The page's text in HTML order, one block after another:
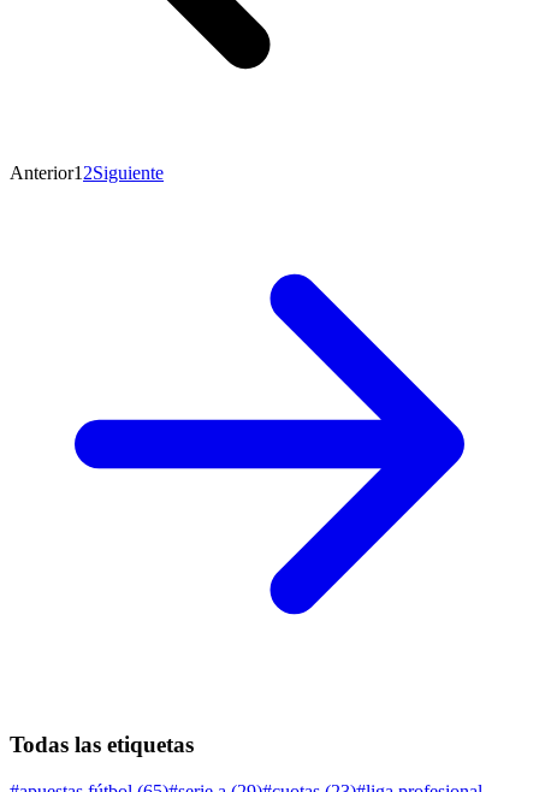
Anterior1 2Siguiente
Todas las etiquetas